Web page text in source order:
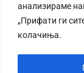
анализираме
„Прифати ги
колачиња.